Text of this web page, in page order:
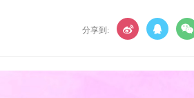
分享到: